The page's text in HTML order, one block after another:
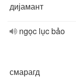
дијамант
ngọc lục bảo
смарагд